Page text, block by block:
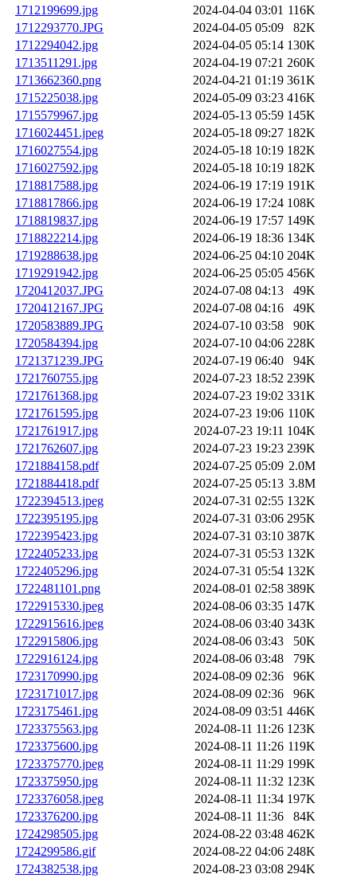
1712199699.jpg
2024-04-04 03:01 116K
1712293770.JPG
2024-04-05 05:09
82K
1712294042.jpg
2024-04-05 05:14 130K
1713511291.jpg
2024-04-19 07:21 260K
1713662360.png
2024-04-21 01:19 361K
1715225038.jpg
2024-05-09 03:23 416K
1715579967.jpg
2024-05-13 05:59 145K
1716024451.jpeg
2024-05-18 09:27 182K
1716027554.jpg
2024-05-18 10:19 182K
1716027592.jpg
2024-05-18 10:19 182K
1718817588.jpg
2024-06-19 17:19 191K
1718817866.jpg
2024-06-19 17:24 108K
1718819837.jpg
2024-06-19 17:57 149K
1718822214.jpg
2024-06-19 18:36 134K
1719288638.jpg
2024-06-25 04:10 204K
1719291942.jpg
2024-06-25 05:05 456K
1720412037.JPG
2024-07-08 04:13
49K
1720412167.JPG
2024-07-08 04:16
49K
1720583889.JPG
2024-07-10 03:58
90K
1720584394.jpg
2024-07-10 04:06 228K
1721371239.JPG
2024-07-19 06:40
94K
1721760755.jpg
2024-07-23 18:52 239K
1721761368.jpg
2024-07-23 19:02 331K
1721761595.jpg
2024-07-23 19:06 110K
1721761917.jpg
2024-07-23 19:11 104K
1721762607.jpg
2024-07-23 19:23 239K
1721884158.pdf
2024-07-25 05:09 2.0M
1721884418.pdf
2024-07-25 05:13 3.8M
1722394513.jpeg
2024-07-31 02:55 132K
1722395195.jpg
2024-07-31 03:06 295K
1722395423.jpg
2024-07-31 03:10 387K
1722405233.jpg
2024-07-31 05:53 132K
1722405296.jpg
2024-07-31 05:54 132K
1722481101.png
2024-08-01 02:58 389K
1722915330.jpeg
2024-08-06 03:35 147K
1722915616.jpeg
2024-08-06 03:40 343K
1722915806.jpg
2024-08-06 03:43
50K
1722916124.jpg
2024-08-06 03:48
79K
1723170990.jpg
2024-08-09 02:36
96K
1723171017.jpg
2024-08-09 02:36
96K
1723175461.jpg
2024-08-09 03:51 446K
1723375563.jpg
2024-08-11 11:26 123K
1723375600.jpg
2024-08-11 11:26 119K
1723375770.jpeg
2024-08-11 11:29 199K
1723375950.jpg
2024-08-11 11:32 123K
1723376058.jpeg
2024-08-11 11:34 197K
1723376200.jpg
2024-08-11 11:36
84K
1724298505.jpg
2024-08-22 03:48 462K
1724299586.gif
2024-08-22 04:06 248K
1724382538.jpg
2024-08-23 03:08 294K